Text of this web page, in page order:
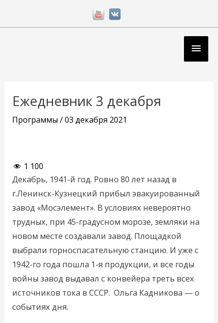
Ежедневник 3 декабря
Программы/03 декабря 2021
1 100
Декабрь, 1941-й год. Ровно 80 лет назад в
г.Ленинск-Кузнецкий прибыл эвакуированный
завод «Мосэлемент». В условиях невероятно
трудных, при 45-градусном морозе, земляки на
новом месте создавали завод. Площадкой
выбрали горноспасательную станцию. И уже с
1942-го года пошла 1-я продукции, и все годы
войны завод выдавал с конвейера треть всех
источников тока в СССР. Ольга Кадникова — о
событиях дня.
записям